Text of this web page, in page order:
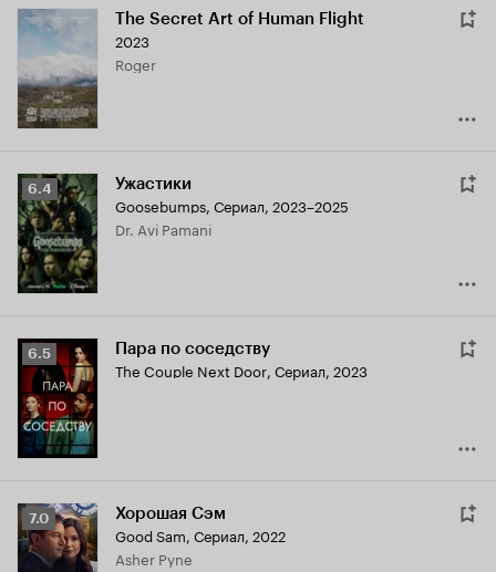
The Secret Art of Human Flight
2023
Roger
Рейтинг
Кинопоиска
6.4
6.4 Ужастики
Goosebumps, Сериал, 2023–2025
Dr. Avi Pamani
Рейтинг
Кинопоиска
6.5
6.5 Пара по соседству
The Couple Next Door, Сериал, 2023
Рейтинг
Кинопоиска
7.0
7.0 Хорошая Сэм
Good Sam, Сериал, 2022
Asher Pyne